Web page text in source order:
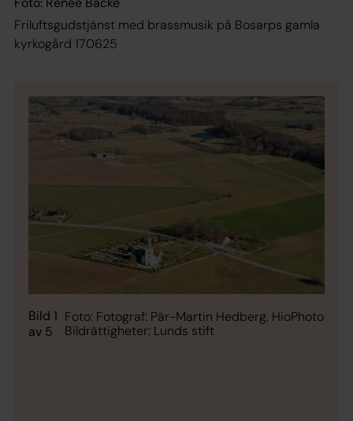
Friluftsgudstjänst med brassmusik på Bosarps gamla
kyrkogård 170625
Bild 1
av 5
Foto: Fotograf: Pär-Martin Hedberg, HioPhoto
Bildrättigheter: Lunds stift